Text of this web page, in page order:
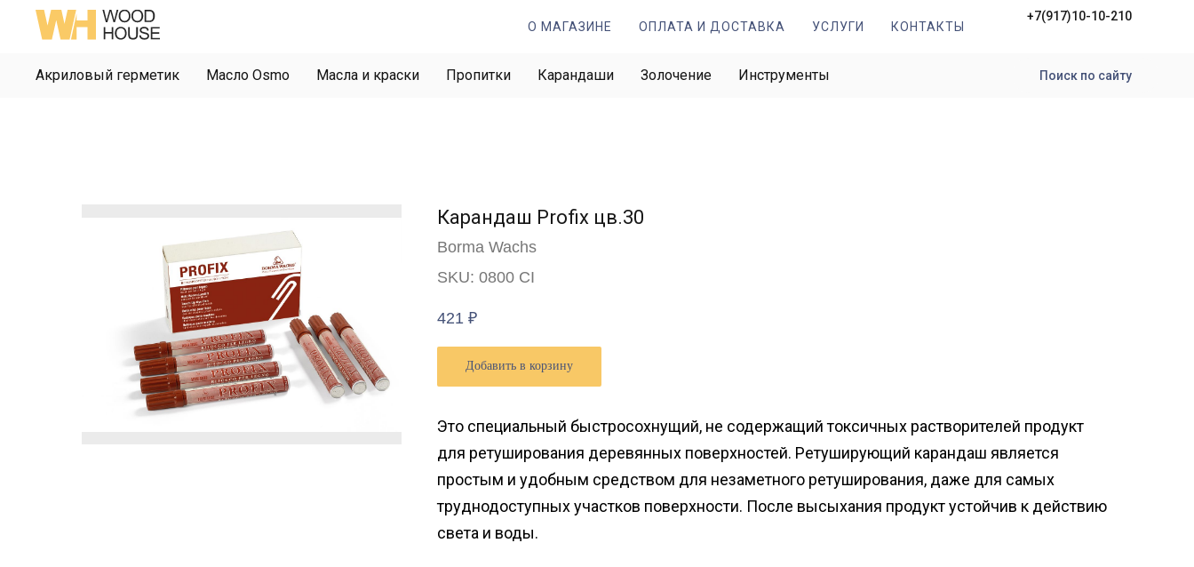
О МАГАЗИНЕ ОПЛАТА И ДОСТАВКА УСЛУГИ КОНТАКТЫ
+7(917)10-10-210
Акриловый герметик Масло Osmo Масла и краски Пропитки Карандаши Золочение Инструменты Поиск по сайту
Карандаш Profix цв.30
Borma Wachs
SKU: 0800 CI
421 ₽
Добавить в корзину
Это специальный быстросохнущий, не содержащий токсичных растворителей продукт
для ретуширования деревянных поверхностей. Ретуширующий карандаш является
простым и удобным средством для незаметного ретуширования, даже для самых
труднодоступных участков поверхности. После высыхания продукт устойчив к действию
света и воды.